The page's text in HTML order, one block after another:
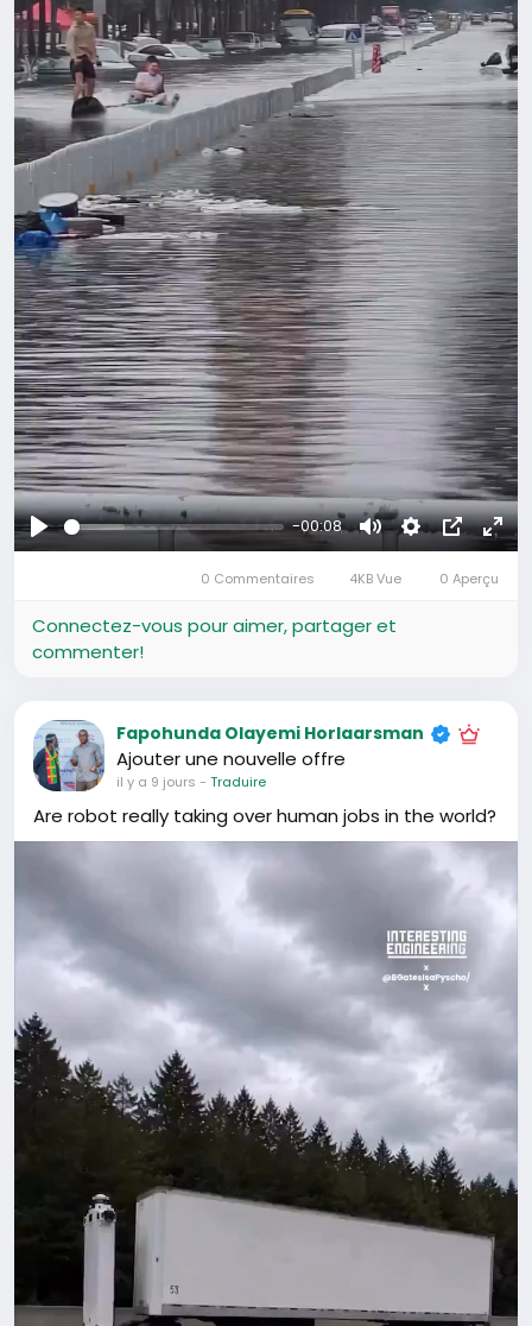
Se
-00:08
MuetSettings
Image
dans
Plein
0 Commentaires 4KB Vue 0 Aperçu
Connectez-vous pour aimer, partager et
commenter!
Fapohunda Olayemi Horlaarsman
Ajouter une nouvelle offre
il y a 9 jours - Traduire
Are robot really taking over human jobs in the world?